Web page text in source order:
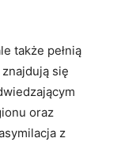
także pełnią
się
oraz
z